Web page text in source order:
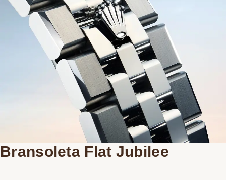
Bransoleta Flat Jubilee